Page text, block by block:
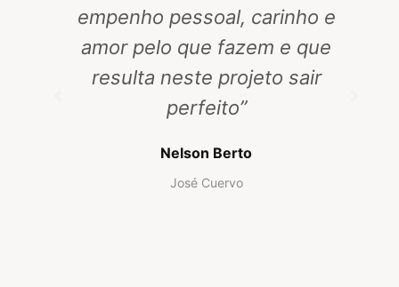
empenho pessoal, carinho e
amor pelo que fazem e que
resulta neste projeto sair
perfeito”
Nelson Berto
José Cuervo